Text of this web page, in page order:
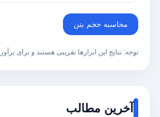
محاسبه حجم بتن
توجه: نتایج این ابزارها تقریبی هستند و برای
آخرین مطالب